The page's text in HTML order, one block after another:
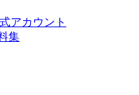
アカウント
集